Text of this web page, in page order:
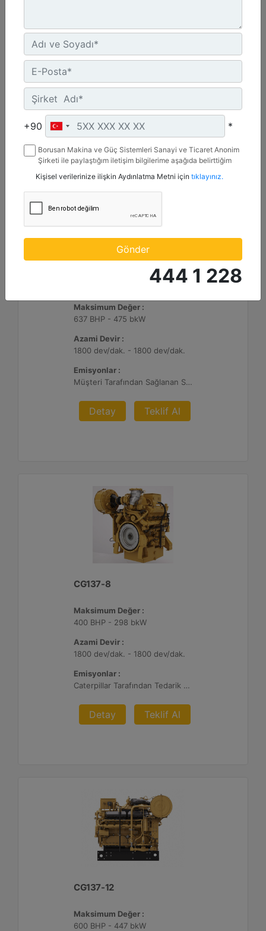
Azami Devir :
1800 dev/dak. - 1800 dev/dak.
Detay Teklif Al
Maksimum Değer :
637 BHP - 475 bkW
Azami Devir :
1800 dev/dak. - 1800 dev/dak.
Emisyonlar :
Müşteri Tarafından Sağlanan SCR Atık Arıtma ile NSPS Saha Uyumluluğuna Sahiptir
Detay Teklif Al
CG137-8
Maksimum Değer :
400 BHP - 298 bkW
Azami Devir :
1800 dev/dak. - 1800 dev/dak.
Emisyonlar :
Caterpillar Tarafından Tedarik Edilen veya Müşteri Tarafından Sağlanan Atık Arıtma ile NSPS Saha Uyumluluğuna Sahiptir, %0,5 O2 Ayar Noktası
Detay Teklif Al
CG137-12
Maksimum Değer :
600 BHP - 447 bkW
+90 *
Borusan Makina ve Güç Sistemleri Sanayi ve Ticaret Anonim
Şirketi ile paylaştığım iletişim bilgilerime aşağıda belirttiğim
mesaj gönderilmesine izin veriyorum.
Kişisel verilerinize ilişkin Aydınlatma Metni için tıklayınız.
Gönder
444 1 228